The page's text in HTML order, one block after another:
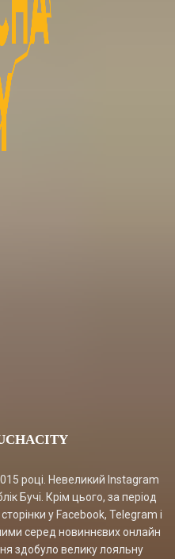
році. Невеликий Instagram
Бучі. Крім цього, за період
у Facebook, Telegram і
серед новиннєвих онлайн
здобуло велику лояльну